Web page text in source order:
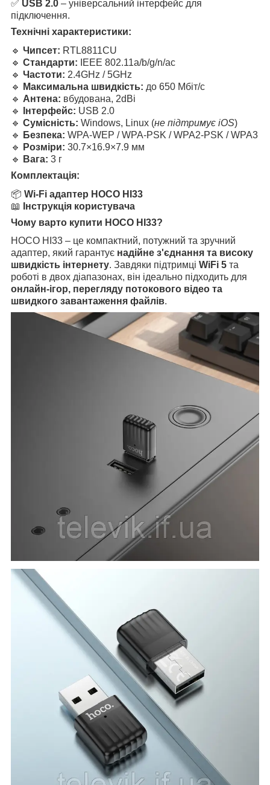
✅ USB 2.0 – універсальний інтерфейс для
підключення.
Технічні характеристики:
🔹 Чипсет: RTL8811CU
🔹 Стандарти: IEEE 802.11a/b/g/n/ac
🔹 Частоти: 2.4GHz / 5GHz
🔹
Максимальна швидкість: до 650 Мбіт/с
🔹 Антена: вбудована, 2dBi
🔹
Інтерфейс: USB 2.0
🔹 Сумісність: Windows, Linux (не підтримує iOS)
🔹
Безпека: WPA-WEP / WPA-PSK / WPA2-PSK / WPA3
🔹
Розміри: 30.7×16.9×7.9 мм
🔹
Вага: 3 г
Комплектація:
📦 Wi-Fi адаптер HOCO HI33
📖
Інструкція користувача
Чому варто купити HOCO HI33?
HOCO HI33 – це компактний, потужний та зручний
адаптер, який гарантує надійне з'єднання та високу
швидкість інтернету. Завдяки підтримці WiFi 5 та
роботі в двох діапазонах, він ідеально підходить для
онлайн-ігор, перегляду потокового відео та
швидкого завантаження файлів.